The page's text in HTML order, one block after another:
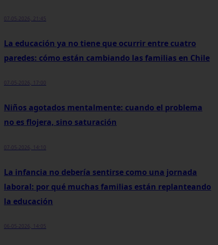
07-05-2026, 21:45
La educación ya no tiene que ocurrir entre cuatro
paredes: cómo están cambiando las familias en Chile
07-05-2026, 17:00
Niños agotados mentalmente: cuando el problema
no es flojera, sino saturación
07-05-2026, 14:10
La infancia no debería sentirse como una jornada
laboral: por qué muchas familias están replanteando
la educación
06-05-2026, 14:05